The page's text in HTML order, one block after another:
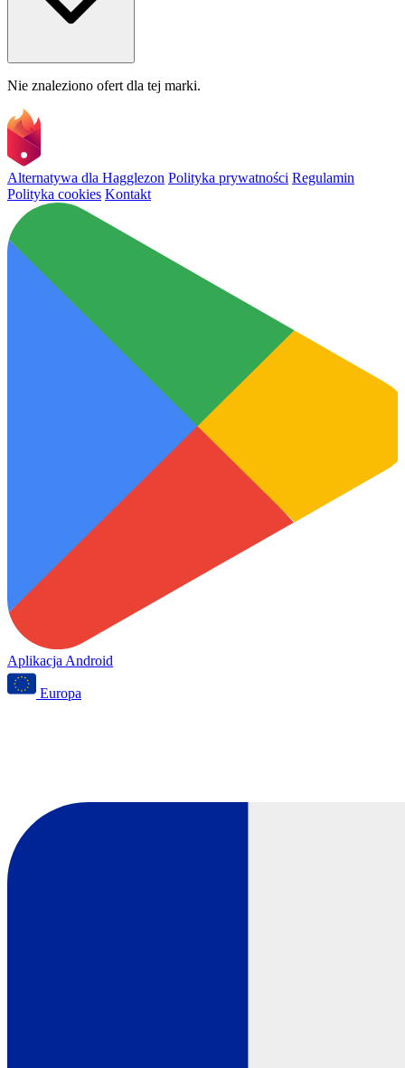
Nie znaleziono ofert dla tej marki.
Alternatywa dla Hagglezon Polityka prywatności Regulamin
Polityka cookies Kontakt
Aplikacja Android
Europa